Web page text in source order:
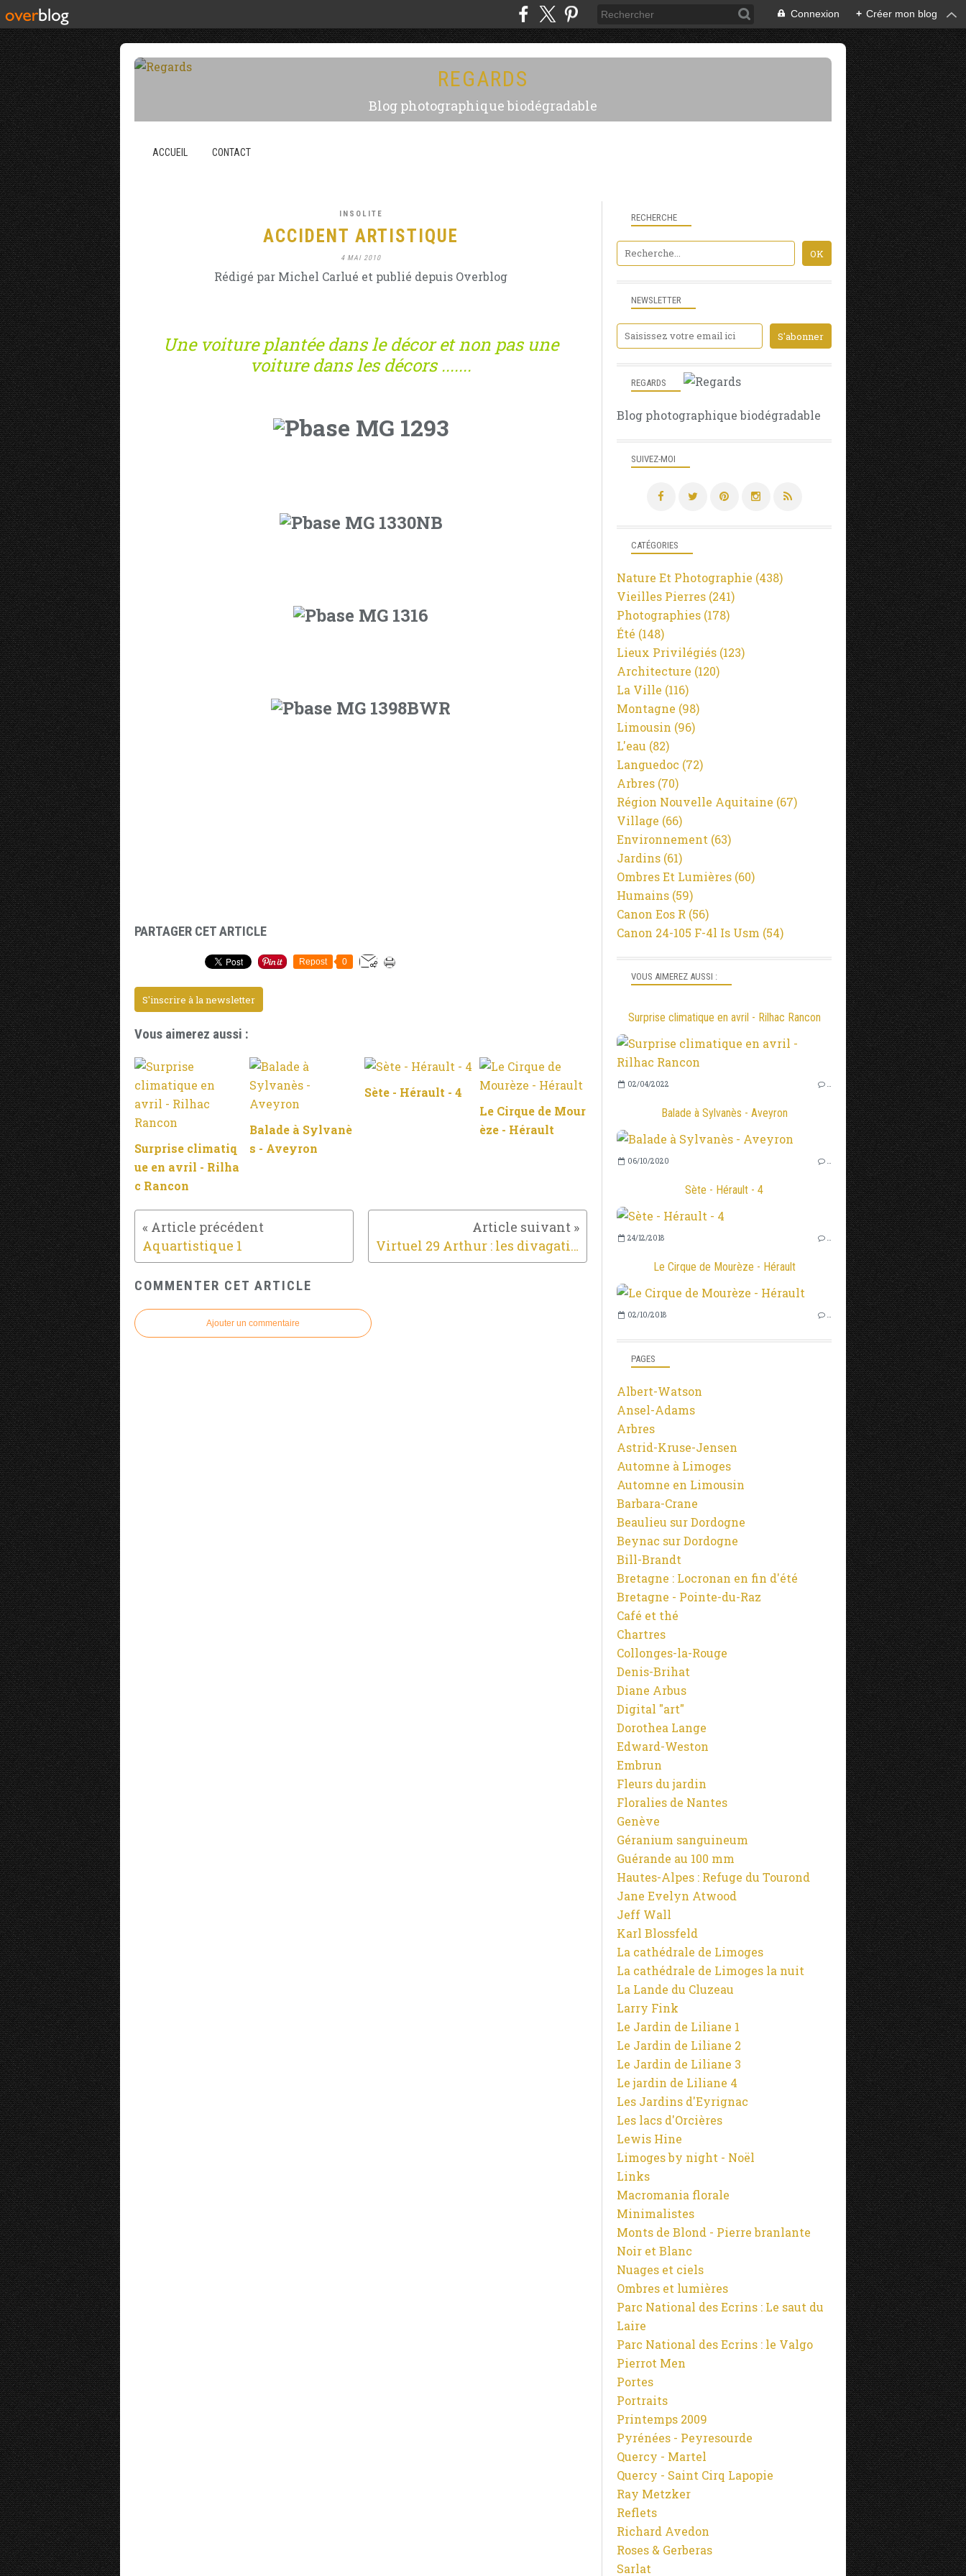
Connexion + Créer mon blog
REGARDS
Blog photographique biodégradable
ACCUEIL CONTACT
INSOLITE
ACCIDENT ARTISTIQUE
4 MAI 2010
Rédigé par Michel Carlué et publié depuis Overblog
Une voiture plantée dans le décor et non pas une
voiture dans les décors .......
PARTAGER CET ARTICLE
Repost 0
S'inscrire à la newsletter
Vous aimerez aussi :
Surprise climatiq
ue en avril - Rilha
c Rancon
Balade à Sylvanè
s - Aveyron
Sète - Hérault - 4
Le Cirque de Mour
èze - Hérault
Aquartistique 1 Virtuel 29 Arthur : les divagations
COMMENTER CET ARTICLE
Ajouter un commentaire
NEWSLETTER
SUIVEZ-MOI
RECHERCHE
REGARDS
Blog photographique biodégradable
VOUS AIMEREZ AUSSI :
Surprise climatique en avril - Rilhac Rancon
02/04/2022 …
Balade à Sylvanès - Aveyron
06/10/2020 …
Sète - Hérault - 4
24/12/2018 …
Le Cirque de Mourèze - Hérault
02/10/2018 …
PAGES
Albert-Watson
Ansel-Adams
Arbres
Astrid-Kruse-Jensen
Automne à Limoges
Automne en Limousin
Barbara-Crane
Beaulieu sur Dordogne
Beynac sur Dordogne
Bill-Brandt
Bretagne : Locronan en fin d'été
Bretagne - Pointe-du-Raz
Café et thé
Chartres
Collonges-la-Rouge
Denis-Brihat
Diane Arbus
Digital "art"
Dorothea Lange
Edward-Weston
Embrun
Fleurs du jardin
Floralies de Nantes
Genève
Géranium sanguineum
Guérande au 100 mm
Hautes-Alpes : Refuge du Tourond
Jane Evelyn Atwood
Jeff Wall
Karl Blossfeld
La cathédrale de Limoges
La cathédrale de Limoges la nuit
La Lande du Cluzeau
Larry Fink
Le Jardin de Liliane 1
Le Jardin de Liliane 2
Le Jardin de Liliane 3
Le jardin de Liliane 4
Les Jardins d'Eyrignac
Les lacs d'Orcières
Lewis Hine
Limoges by night - Noël
Links
Macromania florale
Minimalistes
Monts de Blond - Pierre branlante
Noir et Blanc
Nuages et ciels
Ombres et lumières
Parc National des Ecrins : Le saut du
Laire
Parc National des Ecrins : le Valgo
Pierrot Men
Portes
Portraits
Printemps 2009
Pyrénées - Peyresourde
Quercy - Martel
Quercy - Saint Cirq Lapopie
Ray Metzker
Reflets
Richard Avedon
Roses & Gerberas
Sarlat
CATÉGORIES
Nature Et Photographie (438)
Vieilles Pierres (241)
Photographies (178)
Été (148)
Lieux Privilégiés (123)
Architecture (120)
La Ville (116)
Montagne (98)
Limousin (96)
L'eau (82)
Languedoc (72)
Arbres (70)
Région Nouvelle Aquitaine (67)
Village (66)
Environnement (63)
Jardins (61)
Ombres Et Lumières (60)
Humains (59)
Canon Eos R (56)
Canon 24-105 F-4l Is Usm (54)